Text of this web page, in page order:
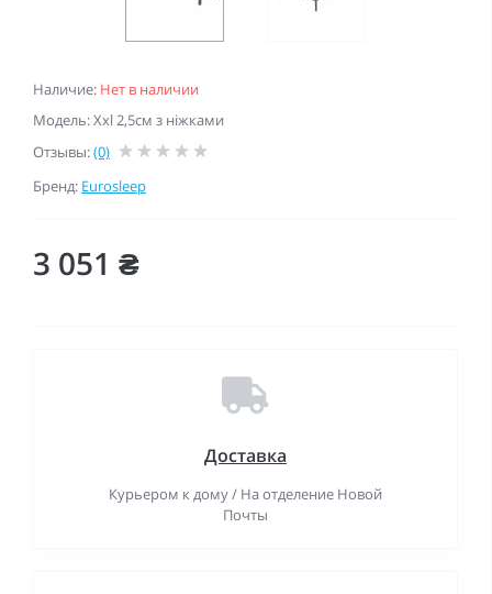
Наличие: Нет в наличии
Модель: Xxl 2,5см з ніжками
Отзывы:(0)
Бренд: Eurosleep
3 051 ₴
Доставка
Курьером к дому / На отделение Новой
Почты